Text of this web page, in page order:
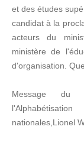
et des études
candidat à la
acteurs du
ministère de
d'organisation.
Message du
nationales,Lionel